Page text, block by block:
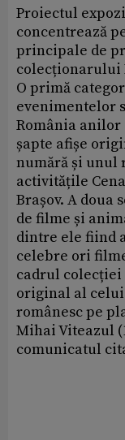
Proiectul
concentrează
principale de
colecționarului
O primă
evenimentelor
România anilor
șapte afișe
numără și unul
activitățile
Brașov. A doua
de filme și
dintre ele fiind
celebre ori
cadrul colecției
original al
românesc pe
Mihai Viteazul
comunicatul